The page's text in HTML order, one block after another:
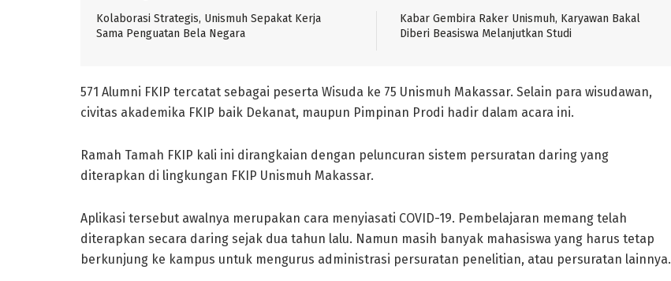
Kolaborasi Strategis, Unismuh Sepakat Kerja
Sama Penguatan Bela Negara
Kabar Gembira Raker Unismuh, Karyawan Bakal
Diberi Beasiswa Melanjutkan Studi
571 Alumni FKIP tercatat sebagai peserta Wisuda ke 75 Unismuh Makassar. Selain para wisudawan,
civitas akademika FKIP baik Dekanat, maupun Pimpinan Prodi hadir dalam acara ini.
Ramah Tamah FKIP kali ini dirangkaian dengan peluncuran sistem persuratan daring yang
diterapkan di lingkungan FKIP Unismuh Makassar.
Aplikasi tersebut awalnya merupakan cara menyiasati COVID-19. Pembelajaran memang telah
diterapkan secara daring sejak dua tahun lalu. Namun masih banyak mahasiswa yang harus tetap
berkunjung ke kampus untuk mengurus administrasi persuratan penelitian, atau persuratan lainnya.